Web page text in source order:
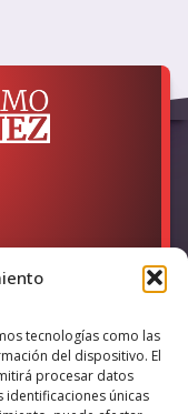
tecnologías como las
del dispositivo. El
procesar datos
únicas